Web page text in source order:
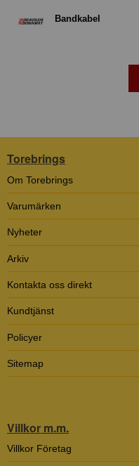
Bandkabel
Torebrings
Om Torebrings
Varumärken
Nyheter
Arkiv
Kontakta oss direkt
Kundtjänst
Policyer
Sitemap
Villkor m.m.
Villkor Företag